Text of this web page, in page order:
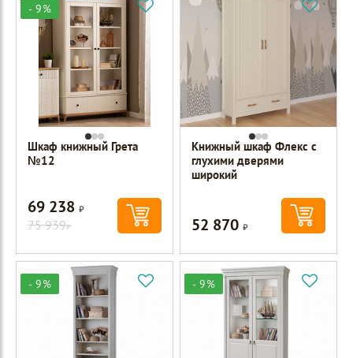
- 9%
Шкаф книжный Грета
№12
69 238Р
75 939Р
Книжный шкаф Флекс с
глухими дверями
широкий
52 870Р
- 9% - 9%